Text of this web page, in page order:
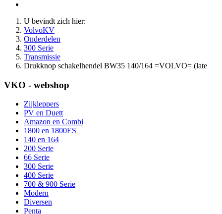
U bevindt zich hier:
VolvoKV
Onderdelen
300 Serie
Transmissie
Drukknop schakelhendel BW35 140/164 =VOLVO= (late
VKO - webshop
Zijkleppers
PV en Duett
Amazon en Combi
1800 en 1800ES
140 en 164
200 Serie
66 Serie
300 Serie
400 Serie
700 & 900 Serie
Modern
Diversen
Penta